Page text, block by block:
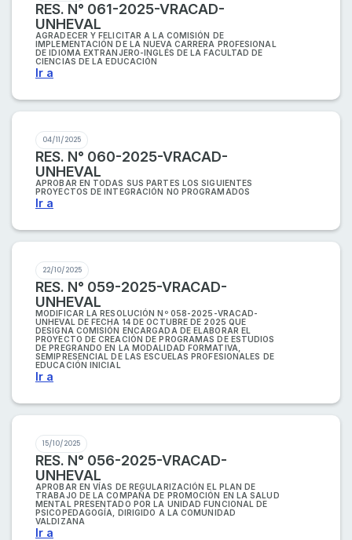
RES. N° 061-2025-VRACAD-
UNHEVAL
AGRADECER Y FELICITAR A LA COMISIÓN DE
IMPLEMENTACIÓN DE LA NUEVA CARRERA PROFESIONAL
DE IDIOMA EXTRANJERO-INGLÉS DE LA FACULTAD DE
CIENCIAS DE LA EDUCACIÓN
Ir a
04/11/2025
RES. N° 060-2025-VRACAD-
UNHEVAL
APROBAR EN TODAS SUS PARTES LOS SIGUIENTES
PROYECTOS DE INTEGRACIÓN NO PROGRAMADOS
Ir a
22/10/2025
RES. N° 059-2025-VRACAD-
UNHEVAL
MODIFICAR LA RESOLUCIÓN Nº 058-2025-VRACAD-
UNHEVAL DE FECHA 14 DE OCTUBRE DE 2025 QUE
DESIGNA COMISIÓN ENCARGADA DE ELABORAR EL
PROYECTO DE CREACIÓN DE PROGRAMAS DE ESTUDIOS
DE PREGRANDO EN LA MODALIDAD FORMATIVA,
SEMIPRESENCIAL DE LAS ESCUELAS PROFESIONALES DE
EDUCACIÓN INICIAL
Ir a
15/10/2025
RES. N° 056-2025-VRACAD-
UNHEVAL
APROBAR EN VÍAS DE REGULARIZACIÓN EL PLAN DE
TRABAJO DE LA COMPAÑA DE PROMOCIÓN EN LA SALUD
MENTAL PRESENTADO POR LA UNIDAD FUNCIONAL DE
PSICOPEDAGOGÍA, DIRIGIDO A LA COMUNIDAD
VALDIZANA
Ir a